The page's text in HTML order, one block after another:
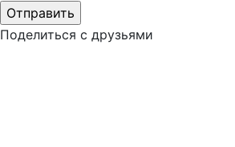
Поделиться с друзьями